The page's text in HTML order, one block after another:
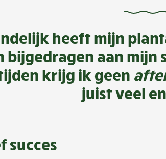
heeft mijn
bijgedragen aan mijn
krijg ik geen
juist veel
succes